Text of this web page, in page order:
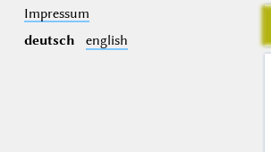
Impressum
deutsch
english